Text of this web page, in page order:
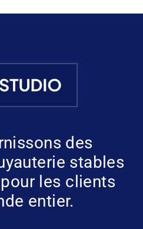
des
stables
les clients
entier.